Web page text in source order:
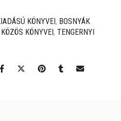
KÖNYVEI, BOSNYÁK
KÖNYVEI, TENGERNYI